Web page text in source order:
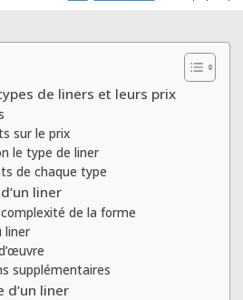
de liners et leurs prix
sur le prix
le type de liner
de chaque type
liner
de la forme
liner
supplémentaires
d’un liner